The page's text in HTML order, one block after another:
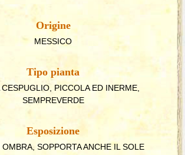
Origine
MESSICO
Tipo pianta
CESPUGLIO, PICCOLA ED INERME,
SEMPREVERDE
Esposizione
OMBRA, SOPPORTA ANCHE IL SOLE